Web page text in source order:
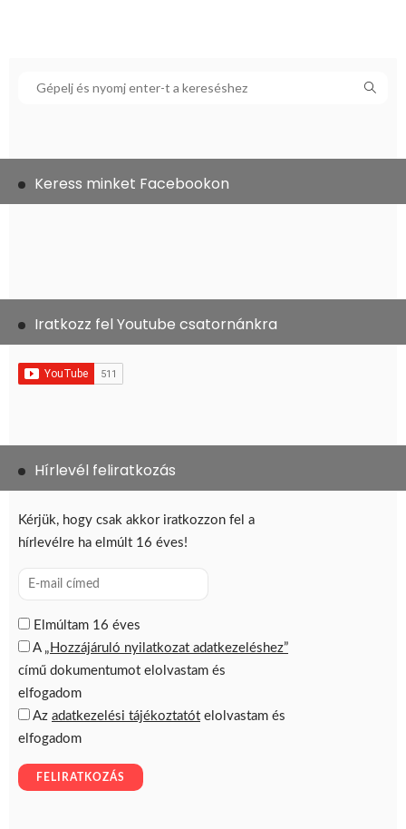
Keress minket Facebookon
Iratkozz fel Youtube csatornánkra
Hírlevél feliratkozás